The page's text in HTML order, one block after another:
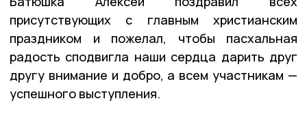
присутствующих с главным христианским
праздником и пожелал, чтобы пасхальная
радость сподвигла наши сердца дарить друг
другу внимание и добро, а всем участникам —
успешного выступления.